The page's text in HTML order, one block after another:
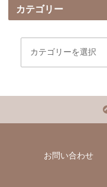
カテゴリー
お問い合わせ